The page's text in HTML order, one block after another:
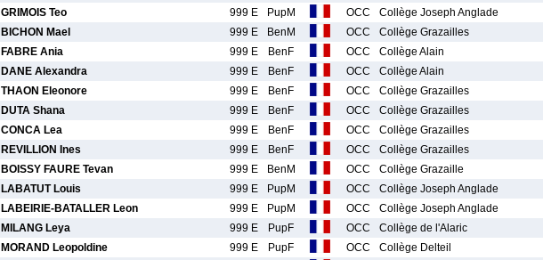
GRIMOIS Teo 999 E PupM OCC Collège Joseph Anglade
BICHON Mael 999 E BenM OCC Collège Grazailles
FABRE Ania 999 E BenF OCC Collège Alain
DANE Alexandra 999 E BenF OCC Collège Alain
THAON Eleonore 999 E BenF OCC Collège Grazailles
DUTA Shana 999 E BenF OCC Collège Grazailles
CONCA Lea 999 E BenF OCC Collège Grazailles
REVILLION Ines 999 E BenF OCC Collège Grazailles
BOISSY FAURE Tevan 999 E BenM OCC Collège Grazaille
LABATUT Louis 999 E PupM OCC Collège Joseph Anglade
LABEIRIE-BATALLER Leon 999 E PupM OCC Collège Joseph Anglade
MILANG Leya 999 E PupF OCC Collège de l'Alaric
MORAND Leopoldine 999 E PupF OCC Collège Delteil